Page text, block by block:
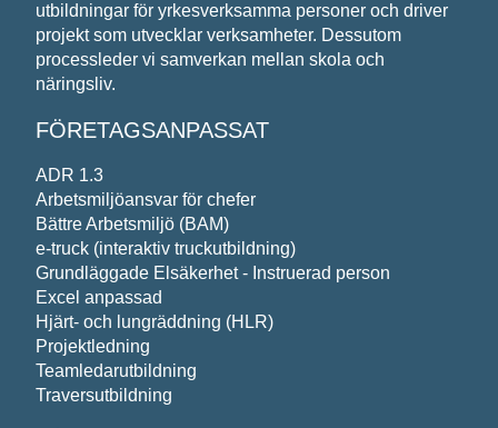
utbildningar för yrkesverksamma personer och driver
projekt som utvecklar verksamheter. Dessutom
processleder vi samverkan mellan skola och
näringsliv.
FÖRETAGSANPASSAT
ADR 1.3
Arbetsmiljöansvar för chefer
Bättre Arbetsmiljö (BAM)
e-truck (interaktiv truckutbildning)
Grundläggade Elsäkerhet - Instruerad person
Excel anpassad
Hjärt- och lungräddning (HLR)
Projektledning
Teamledarutbildning
Traversutbildning
Epost*
Meddelande*
Vi behandlar dina personuppgifter i enlighet med